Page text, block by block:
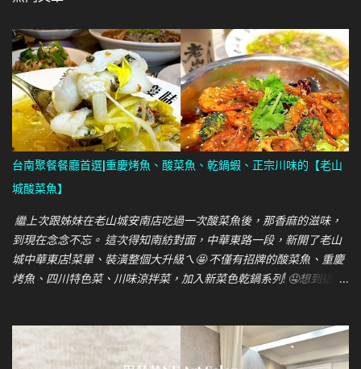
台南聚餐餐廳首選|重慶烤魚、酸菜魚、乾鍋蝦、正宗川味的【老山
城酸菜魚】
繼上次跟姊妹在老山城安南店吃過一次酸菜魚後，那香麻的滋味，
到現在念念不忘。 這次得知南紡對面，中華東路一段，新開了老山
城中華東店!菜單、裝潢整個大升級ㄟ🤩 不僅有招牌的酸菜魚、重慶
烤魚、四川特色菜、川味涼拌菜，加入新菜色乾鍋系列! 🤤想到這肚